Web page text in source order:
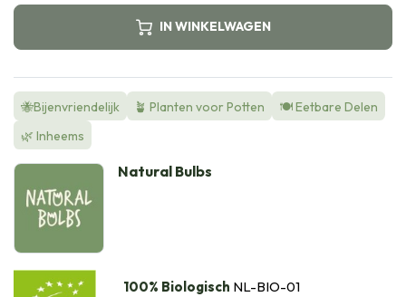
IN WINKELWAGEN
🐝Bijenvriendelijk 🪴 Planten voor Potten
🍽️ Eetbare Delen
🌿 Inheems
Natural Bulbs
100% Biologisch NL-BIO-01